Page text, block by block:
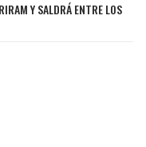
Y SALDRÁ ENTRE LOS